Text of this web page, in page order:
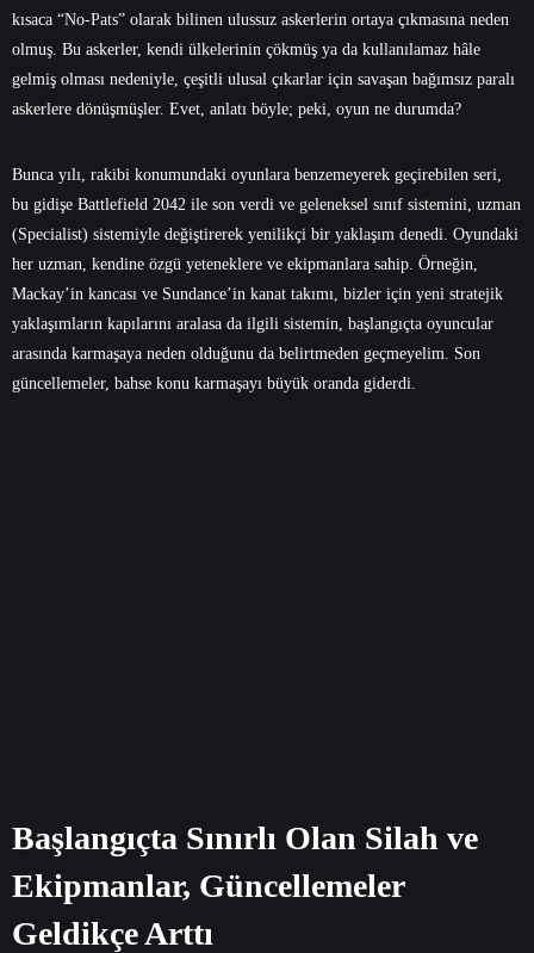
kısaca “No-Pats” olarak bilinen ulussuz askerlerin ortaya çıkmasına neden
olmuş. Bu askerler, kendi ülkelerinin çökmüş ya da kullanılamaz hâle
gelmiş olması nedeniyle, çeşitli ulusal çıkarlar için savaşan bağımsız paralı
askerlere dönüşmüşler. Evet, anlatı böyle; peki, oyun ne durumda?
Bunca yılı, rakibi konumundaki oyunlara benzemeyerek geçirebilen seri,
bu gidişe Battlefield 2042 ile son verdi ve geleneksel sınıf sistemini, uzman
(Specialist) sistemiyle değiştirerek yenilikçi bir yaklaşım denedi. Oyundaki
her uzman, kendine özgü yeteneklere ve ekipmanlara sahip. Örneğin,
Mackay’in kancası ve Sundance’in kanat takımı, bizler için yeni stratejik
yaklaşımların kapılarını aralasa da ilgili sistemin, başlangıçta oyuncular
arasında karmaşaya neden olduğunu da belirtmeden geçmeyelim. Son
güncellemeler, bahse konu karmaşayı büyük oranda giderdi.
Başlangıçta Sınırlı Olan Silah ve
Ekipmanlar, Güncellemeler
Geldikçe Arttı